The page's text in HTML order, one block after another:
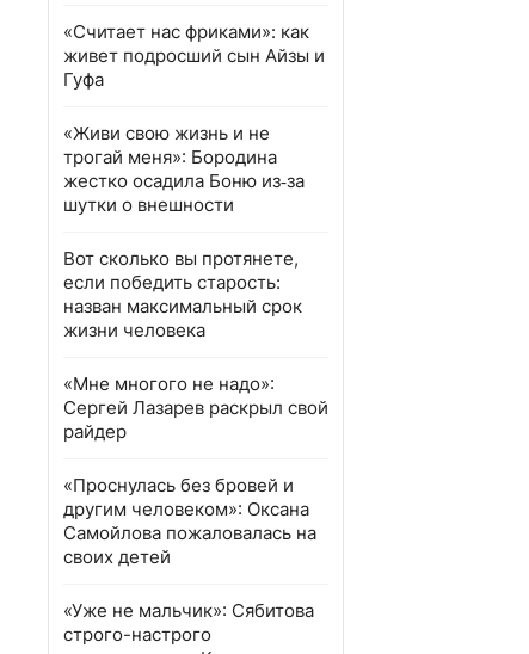
«Считает нас фриками»: как
живет подросший сын Айзы и
Гуфа
«Живи свою жизнь и не
трогай меня»: Бородина
жестко осадила Боню из‑за
шутки о внешности
Вот сколько вы протянете,
если победить старость:
назван максимальный срок
жизни человека
«Мне многого не надо»:
Сергей Лазарев раскрыл свой
райдер
«Проснулась без бровей и
другим человеком»: Оксана
Самойлова пожаловалась на
своих детей
«Уже не мальчик»: Сябитова
строго-настрого